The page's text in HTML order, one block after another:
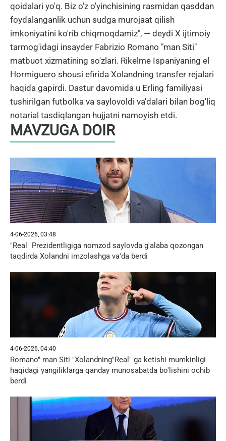
qoidalari yo'q. Biz o'z o'yinchisining rasmidan qasddan
foydalanganlik uchun sudga murojaat qilish
imkoniyatini ko'rib chiqmoqdamiz", — deydi X ijtimoiy
tarmog'idagi insayder Fabrizio Romano "man Siti"
matbuot xizmatining so'zlari. Rikelme Ispaniyaning el
Hormiguero shousi efirida Xolandning transfer rejalari
haqida gapirdi. Dastur davomida u Erling familiyasi
tushirilgan futbolka va saylovoldi va'dalari bilan bog'liq
notarial tasdiqlangan hujjatni namoyish etdi.
MAVZUGA DOIR
4-06-2026, 03:48
"Real" Prezidentligiga nomzod saylovda g'alaba qozongan
taqdirda Xolandni imzolashga va'da berdi
4-06-2026, 04:40
Romano" man Siti "Xolandning"Real" ga ketishi mumkinligi
haqidagi yangiliklarga qanday munosabatda bo'lishini ochib
berdi